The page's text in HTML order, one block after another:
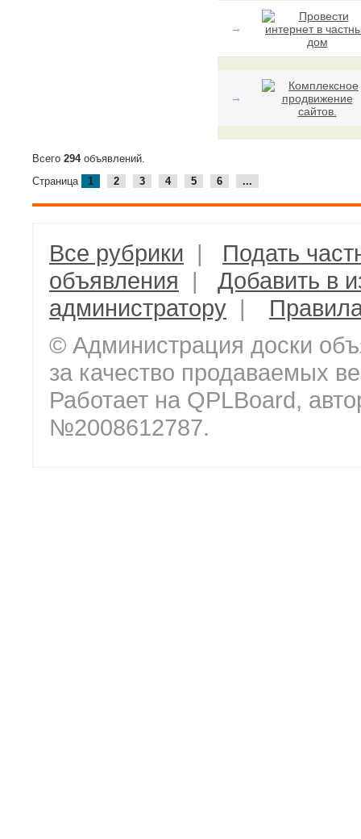
→
→
Всего 294объявлений.
Страница
1 2 3 4 5 6 ...
Все рубрики | Подать
объявления | Добавить в
администратору |
© Администрация доски
за качество продаваемых
Работает на QPLBoard,
№2008612787.